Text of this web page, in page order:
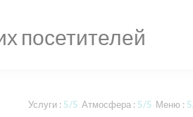
посетителей
Услуги: 5/5 Атмосфера : 5/5 Меню : 5